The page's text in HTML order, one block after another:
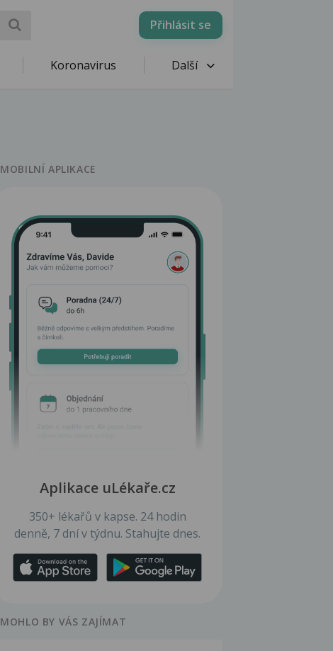
Přihlásit se
Koronavirus Další
MOBILNÍ APLIKACE
Aplikace uLékaře.cz
350+ lékařů v kapse. 24 hodin
denně, 7 dní v týdnu. Stahujte dnes.
MOHLO BY VÁS ZAJÍMAT